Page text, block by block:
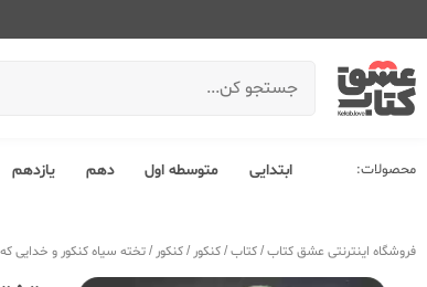
محصولات: ابتدایی متوسطه اول دهم یازدهم
فروشگاه اینترنتی عشق کتاب/کتاب/کنکور /کنکور /تخته سیاه کنکور و خدایی